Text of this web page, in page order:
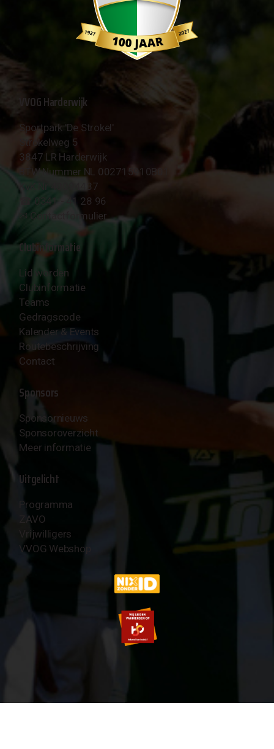
VVOG Harderwijk
Sportpark 'De Strokel'
Strokelweg 5
3847 LR Harderwijk
BTW Nummer NL 002715910B01
KvK Nr 40094437
☎︎ 0341 - 41 28 96
✉︎ Contactformulier
Clubinformatie
Lid worden
Clubinformatie
Teams
Gedragscode
Kalender & Events
Routebeschrijving
Contact
Sponsors
Sponsornieuws
Sponsoroverzicht
Meer informatie
Uitgelicht
Programma
ZAVO
Vrijwilligers
VVOG Webshop